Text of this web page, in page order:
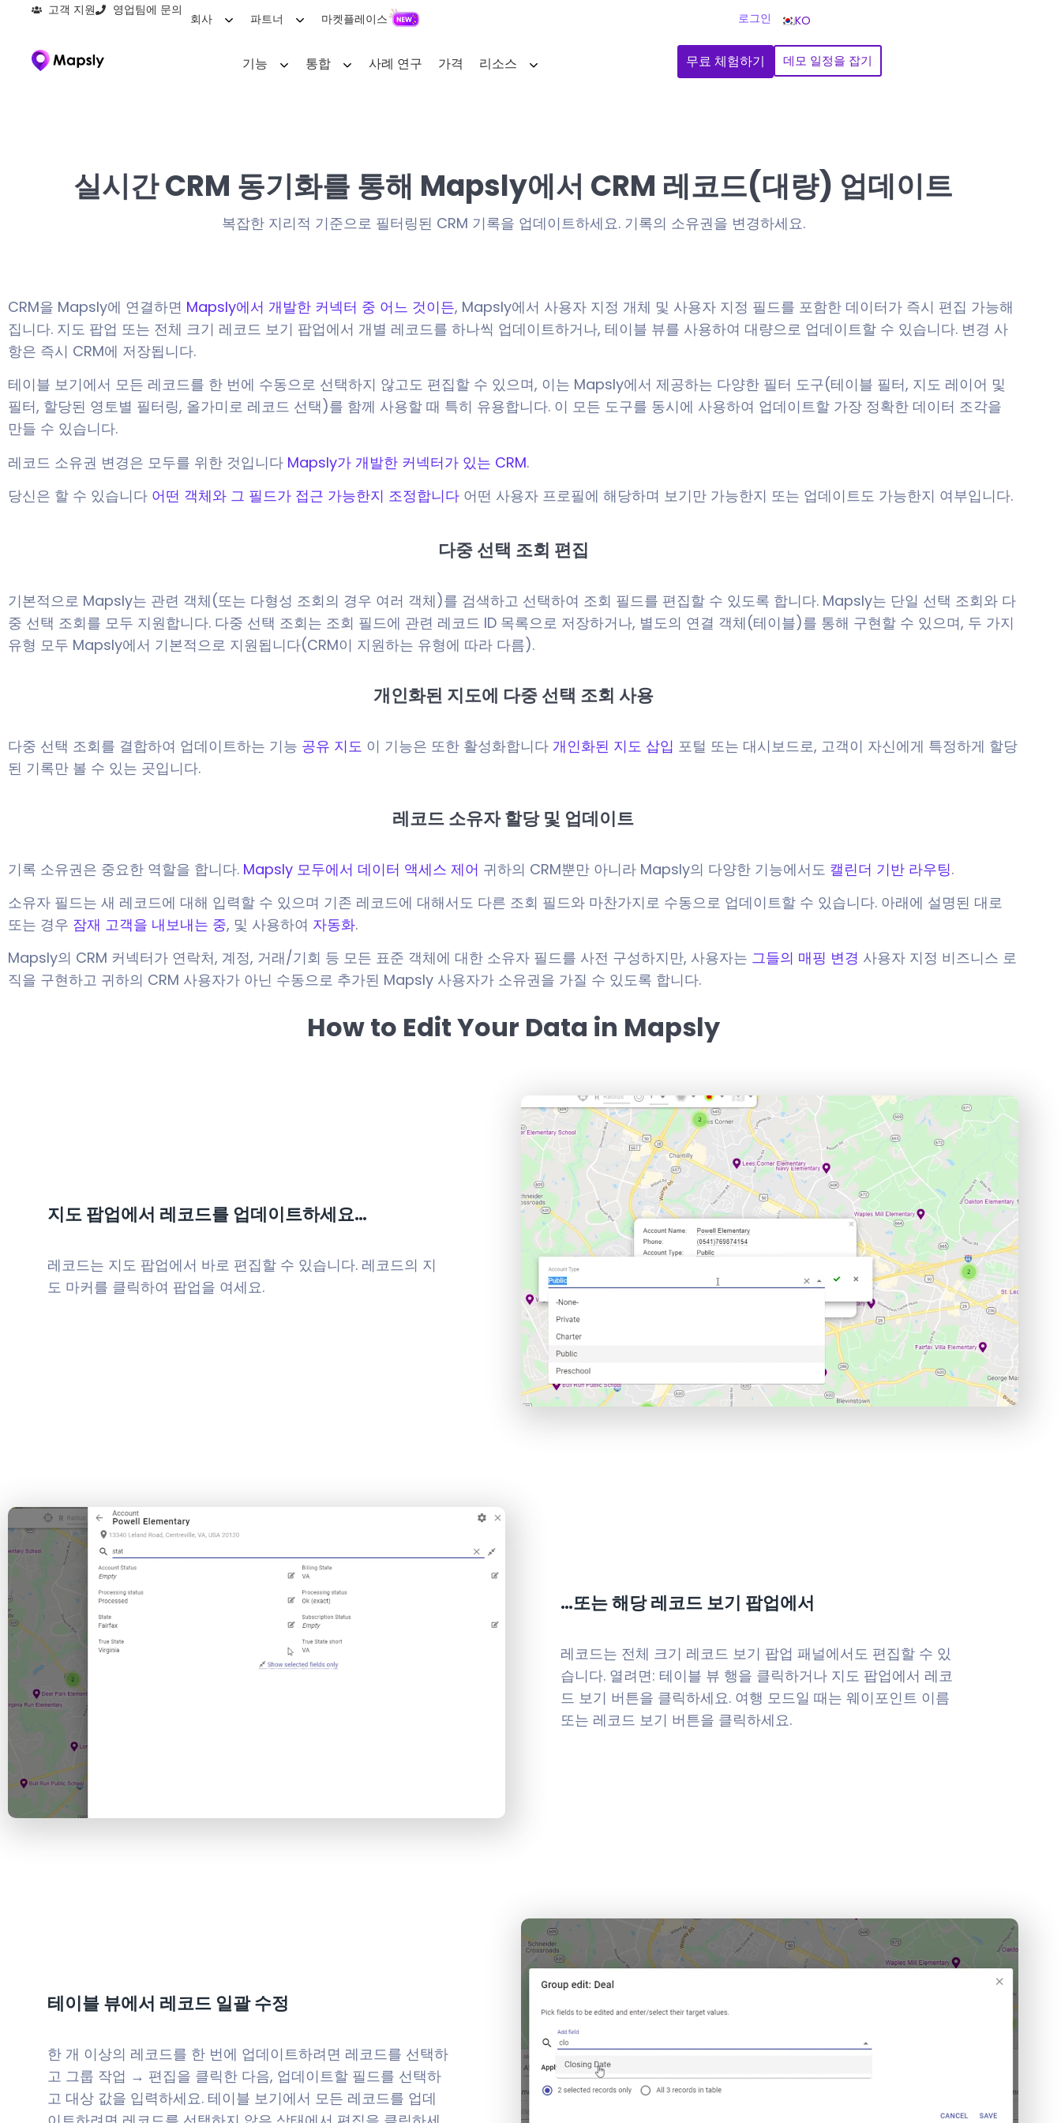
고객 지원 영업팀에 문의
회사 파트너 마켓플레이스 로그인 KO
기능 통합 사례 연구 가격 리소스 무료 체험하기 데모 일정을 잡기
실시간 CRM 동기화를 통해 Mapsly에서 CRM 레코드(대량) 업데이트
복잡한 지리적 기준으로 필터링된 CRM 기록을 업데이트하세요. 기록의 소유권을 변경하세요.
CRM을 Mapsly에 연결하면 Mapsly에서 개발한 커넥터 중 어느 것이든, Mapsly에서 사용자 지정 개체 및 사용자 지정 필드를 포함한 데이터가 즉시 편집 가능해
집니다. 지도 팝업 또는 전체 크기 레코드 보기 팝업에서 개별 레코드를 하나씩 업데이트하거나, 테이블 뷰를 사용하여 대량으로 업데이트할 수 있습니다. 변경 사
항은 즉시 CRM에 저장됩니다.
테이블 보기에서 모든 레코드를 한 번에 수동으로 선택하지 않고도 편집할 수 있으며, 이는 Mapsly에서 제공하는 다양한 필터 도구(테이블 필터, 지도 레이어 및
필터, 할당된 영토별 필터링, 올가미로 레코드 선택)를 함께 사용할 때 특히 유용합니다. 이 모든 도구를 동시에 사용하여 업데이트할 가장 정확한 데이터 조각을
만들 수 있습니다.
레코드 소유권 변경은 모두를 위한 것입니다 Mapsly가 개발한 커넥터가 있는 CRM.
당신은 할 수 있습니다 어떤 객체와 그 필드가 접근 가능한지 조정합니다 어떤 사용자 프로필에 해당하며 보기만 가능한지 또는 업데이트도 가능한지 여부입니다.
다중 선택 조회 편집
기본적으로 Mapsly는 관련 객체(또는 다형성 조회의 경우 여러 객체)를 검색하고 선택하여 조회 필드를 편집할 수 있도록 합니다. Mapsly는 단일 선택 조회와 다
중 선택 조회를 모두 지원합니다. 다중 선택 조회는 조회 필드에 관련 레코드 ID 목록으로 저장하거나, 별도의 연결 객체(테이블)를 통해 구현할 수 있으며, 두 가지
유형 모두 Mapsly에서 기본적으로 지원됩니다(CRM이 지원하는 유형에 따라 다름).
개인화된 지도에 다중 선택 조회 사용​
다중 선택 조회를 결합하여 업데이트하는 기능 공유 지도 이 기능은 또한 활성화합니다 개인화된 지도 삽입 포털 또는 대시보드로, 고객이 자신에게 특정하게 할당
된 기록만 볼 수 있는 곳입니다.
레코드 소유자 할당 및 업데이트
기록 소유권은 중요한 역할을 합니다. Mapsly 모두에서 데이터 액세스 제어 귀하의 CRM뿐만 아니라 Mapsly의 다양한 기능에서도 캘린더 기반 라우팅.
소유자 필드는 새 레코드에 대해 입력할 수 있으며 기존 레코드에 대해서도 다른 조회 필드와 마찬가지로 수동으로 업데이트할 수 있습니다. 아래에 설명된 대로
또는 경우 잠재 고객을 내보내는 중, 및 사용하여 자동화.
Mapsly의 CRM 커넥터가 연락처, 계정, 거래/기회 등 모든 표준 객체에 대한 소유자 필드를 사전 구성하지만, 사용자는 그들의 매핑 변경 사용자 지정 비즈니스 로
직을 구현하고 귀하의 CRM 사용자가 아닌 수동으로 추가된 Mapsly 사용자가 소유권을 가질 수 있도록 합니다.
How to Edit Your Data in Mapsly
지도 팝업에서 레코드를 업데이트하세요…
레코드는 지도 팝업에서 바로 편집할 수 있습니다. 레코드의 지
도 마커를 클릭하여 팝업을 여세요.
…또는 해당 레코드 보기 팝업에서
레코드는 전체 크기 레코드 보기 팝업 패널에서도 편집할 수 있
습니다. 열려면: 테이블 뷰 행을 클릭하거나 지도 팝업에서 레코
드 보기 버튼을 클릭하세요. 여행 모드일 때는 웨이포인트 이름
또는 레코드 보기 버튼을 클릭하세요.
테이블 뷰에서 레코드 일괄 수정
한 개 이상의 레코드를 한 번에 업데이트하려면 레코드를 선택하
고 그룹 작업 → 편집을 클릭한 다음, 업데이트할 필드를 선택하
고 대상 값을 입력하세요. 테이블 보기에서 모든 레코드를 업데